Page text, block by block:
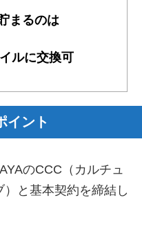
まるのは
ルに交換可
イント
のCCC（カルチュ
と基本契約を締結し